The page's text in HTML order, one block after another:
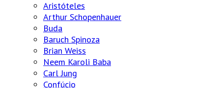
Aristóteles
Arthur Schopenhauer
Buda
Baruch Spinoza
Brian Weiss
Neem Karoli Baba
Carl Jung
Confúcio